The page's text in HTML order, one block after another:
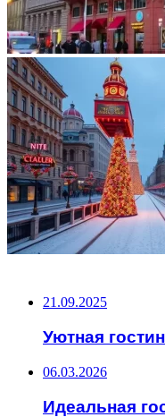
21.09.2025
Уютная
06.03.2026
Идеальная